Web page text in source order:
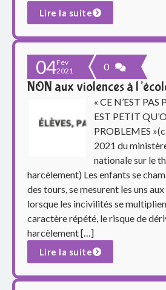
S
l
Lire la suite
04Fev
2021
0
NON aux violences à
« CE N’EST PAS
EST PETIT
PROBLEMES
2021 du
nationale sur le
harcèlement) Les enfants se
des tours, se mesurent les uns
lorsque les incivilités se
caractère répété, le risque de
harcèlement […]
Lire la suite